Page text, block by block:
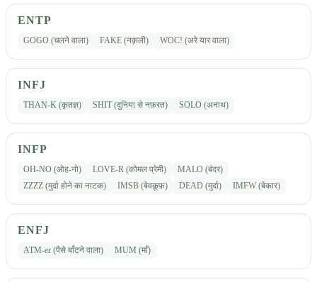
ENTP
GOGO (चलने वाला) FAKE (नक़ली) WOC! (अरे यार वाला)
INFJ
THAN-K (कृतज्ञ) SHIT (दुनिया से नफ़रत) SOLO (अनाथ)
INFP
OH-NO (ओह-नो) LOVE-R (कोमल प्रेमी)
MALO (बंदर)
ZZZZ (मुर्दा होने का नाटक)
IMSB (बेवक़ूफ़) DEAD (मुर्दा) IMFW (बेकार)
ENFJ
ATM-er (पैसे बाँटने वाला) MUM (माँ)